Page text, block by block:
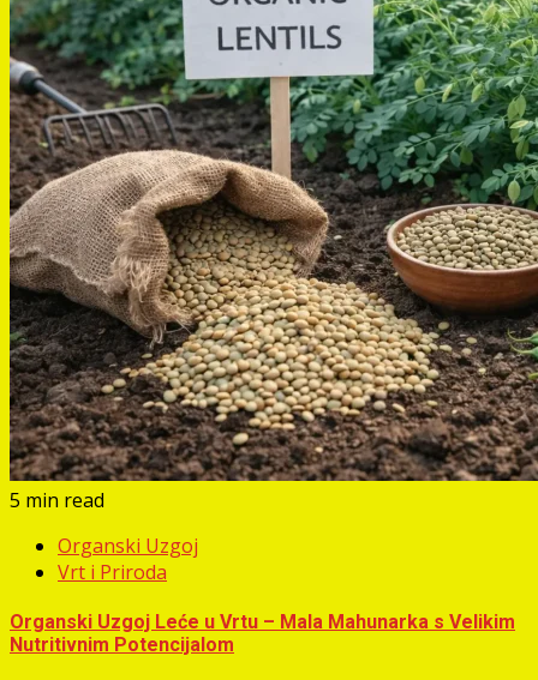
5 min read
Organski Uzgoj
Vrt i Priroda
Organski Uzgoj Leće u Vrtu – Mala Mahunarka s Velikim
Nutritivnim Potencijalom